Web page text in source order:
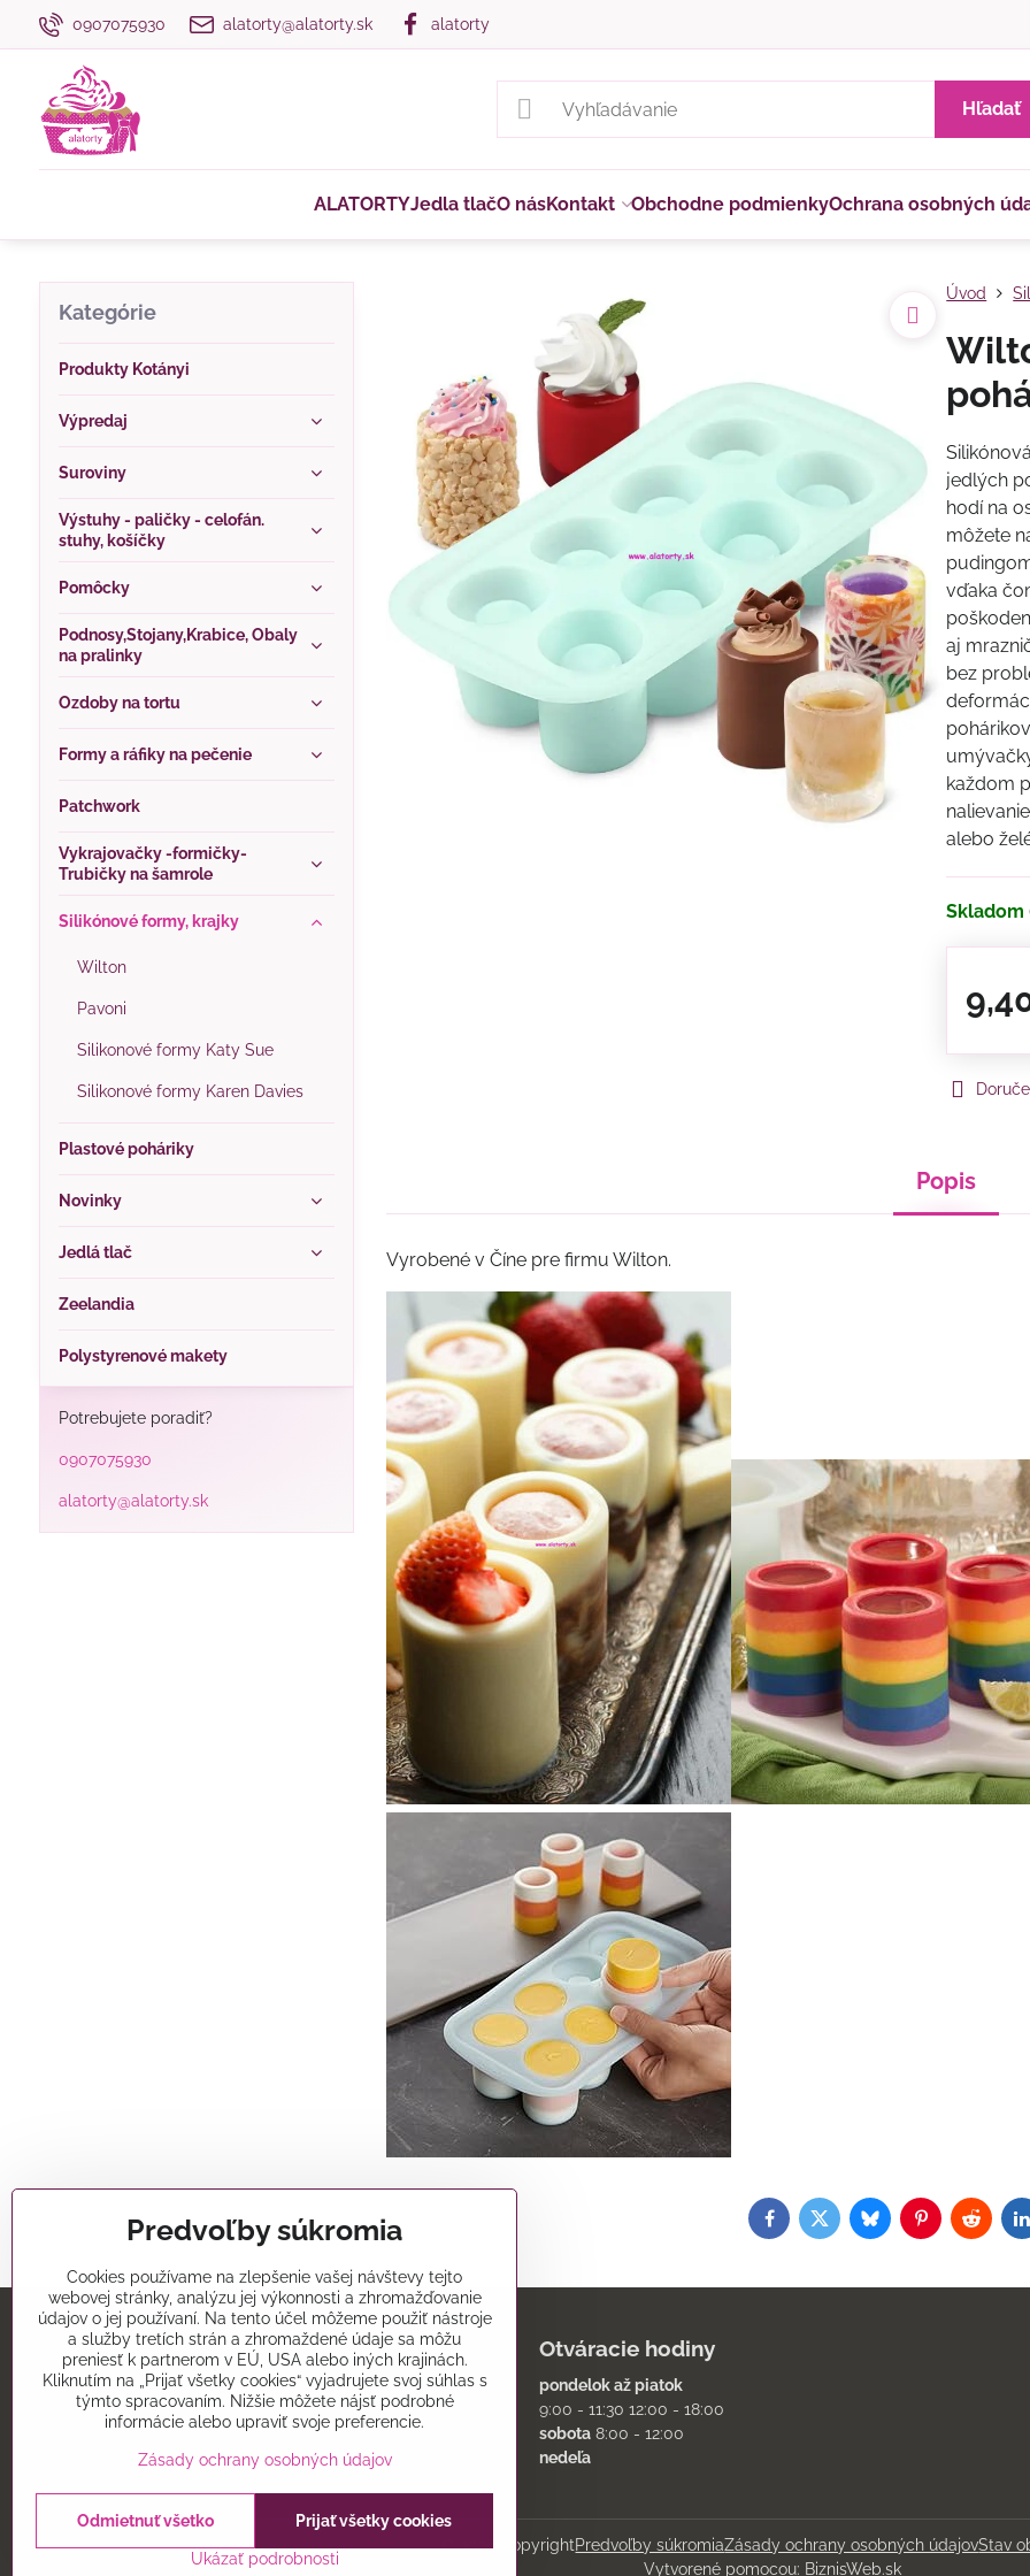
0907075930 alatorty@alatorty.sk alatorty
Hľadať
ALATORTYJedla tlačO násKontakt Obchodne podmienkyOchrana osobných
Úvod
jedlých
hodí na
môžete
vďaka
aj
bez
každom
alebo
Skladom
Popis
Vyrobené v Číne pre firmu Wilton.
Facebook
TwitterBlueskyPinterestReddit
Kategórie
Produkty Kotányi
Výpredaj
Suroviny
Výstuhy - paličky - celofán.
stuhy, košíčky
Pomôcky
Podnosy,Stojany,Krabice, Obaly
na pralinky
Ozdoby na tortu
Formy a ráfiky na pečenie
Patchwork
Vykrajovačky -formičky-
Trubičky na šamrole
Silikónové formy, krajky
Wilton
Pavoni
Silikonové formy Katy Sue
Silikonové formy Karen Davies
Plastové poháriky
Novinky
Jedlá tlač
Zeelandia
Polystyrenové makety
Potrebujete poradiť?
0907075930
alatorty@alatorty.sk
Predajňa
Alatorty
Mikovíniho 15
Trnava 91701
Otváracie hodiny
pondelok až piatok
9:00 - 11:30 12:00 - 18:00
sobota8:00 - 12:00
nedeľa
©2026 CopyrightPredvoľby súkromiaZásady ochrany osobných údajovStav
Vytvorené pomocou: BiznisWeb.sk
Predvoľby súkromia
Cookies používame na zlepšenie vašej návštevy tejto
webovej stránky, analýzu jej výkonnosti a zhromažďovanie
údajov o jej používaní. Na tento účel môžeme použiť nástroje
a služby tretích strán a zhromaždené údaje sa môžu
preniesť k partnerom v EÚ, USA alebo iných krajinách.
Kliknutím na „Prijať všetky cookies“ vyjadrujete svoj súhlas s
týmto spracovaním. Nižšie môžete nájsť podrobné
informácie alebo upraviť svoje preferencie.
Zásady ochrany osobných údajov
Ukázať podrobnosti
Prijať všetky cookies
Odmietnuť všetko